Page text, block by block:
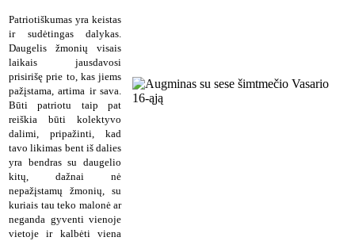
Patriotiškumas yra keistas
ir sudėtingas dalykas.
Daugelis žmonių visais
laikais jausdavosi
prisirišę prie to, kas jiems
pažįstama, artima ir sava.
Būti patriotu taip pat
reiškia būti kolektyvo
dalimi, pripažinti, kad
tavo likimas bent iš dalies
yra bendras su daugelio
kitų, dažnai nė
nepažįstamų žmonių, su
kuriais tau teko malonė ar
neganda gyventi vienoje
vietoje ir kalbėti viena